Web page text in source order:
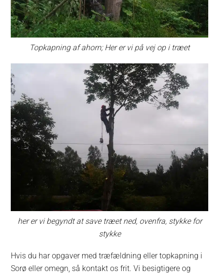
Topkapning af ahorn; Her er vi på vej op i træet
her er vi begyndt at save træet ned, ovenfra, stykke for
stykke
Hvis du har opgaver med træfældning eller topkapning i
Sorø eller omegn, så kontakt os frit. Vi besigtigere og